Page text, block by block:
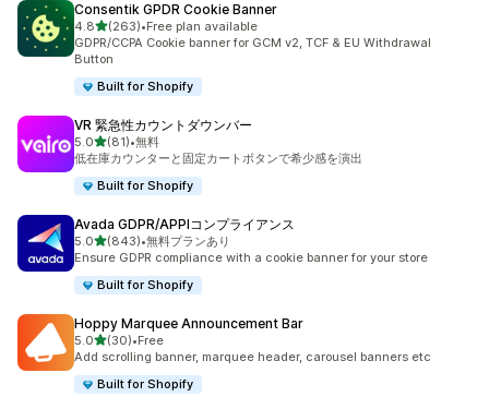
Consentik GPDR Cookie Banner
4.85つ星中
(263)
合計レビュー数：263件
•Free plan available
GDPR/CCPA Cookie banner for GCM v2, TCF & EU Withdrawal
Button
Built for Shopify
VR 緊急性カウントダウンバー
5.05つ星中
(81)
合計レビュー数：81件
•無料
低在庫カウンターと固定カートボタンで希少感を演出
Built for Shopify
Avada GDPR/APPIコンプライアンス
5.05つ星中
(843)
合計レビュー数：843件
•無料プランあり
Ensure GDPR compliance with a cookie banner for your store
Built for Shopify
Hoppy Marquee Announcement Bar
5.05つ星中
(30)
合計レビュー数：30件
•Free
Add scrolling banner, marquee header, carousel banners etc
Built for Shopify